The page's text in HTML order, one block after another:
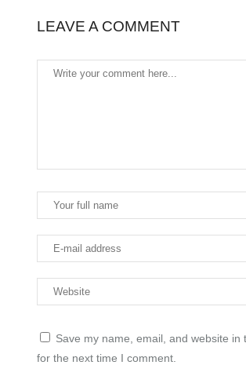
LEAVE A COMMENT
Save my name, email, and website in
for the next time I comment.